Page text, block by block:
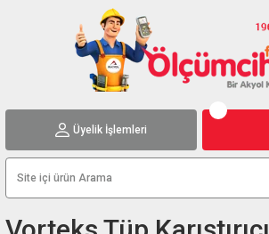
Üyelik İşlemleri